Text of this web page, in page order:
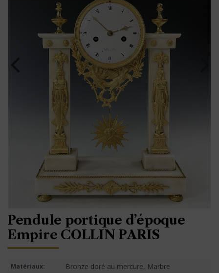
Pendule portique d’époque
Empire COLLIN PARIS
Matériaux: Bronze doré au mercure, Marbre